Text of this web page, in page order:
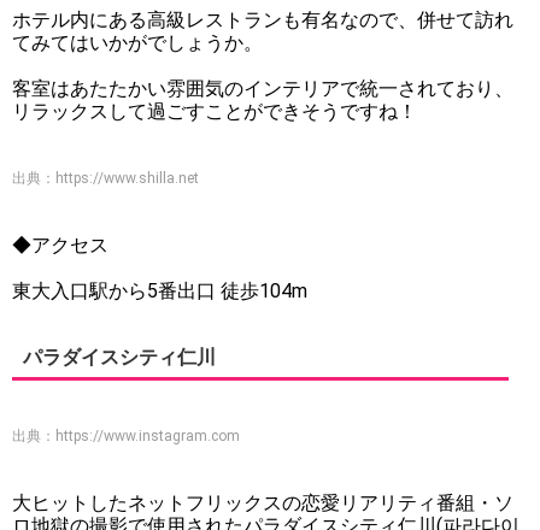
ホテル内にある高級レストランも有名なので、併せて訪れ
てみてはいかがでしょうか。
客室はあたたかい雰囲気のインテリアで統一されており、
リラックスして過ごすことができそうですね！
出典： https://www.shilla.net
◆アクセス
東大入口駅から5番出口 徒歩104m
パラダイスシティ仁川
出典： https://www.instagram.com
大ヒットしたネットフリックスの恋愛リアリティ番組・ソ